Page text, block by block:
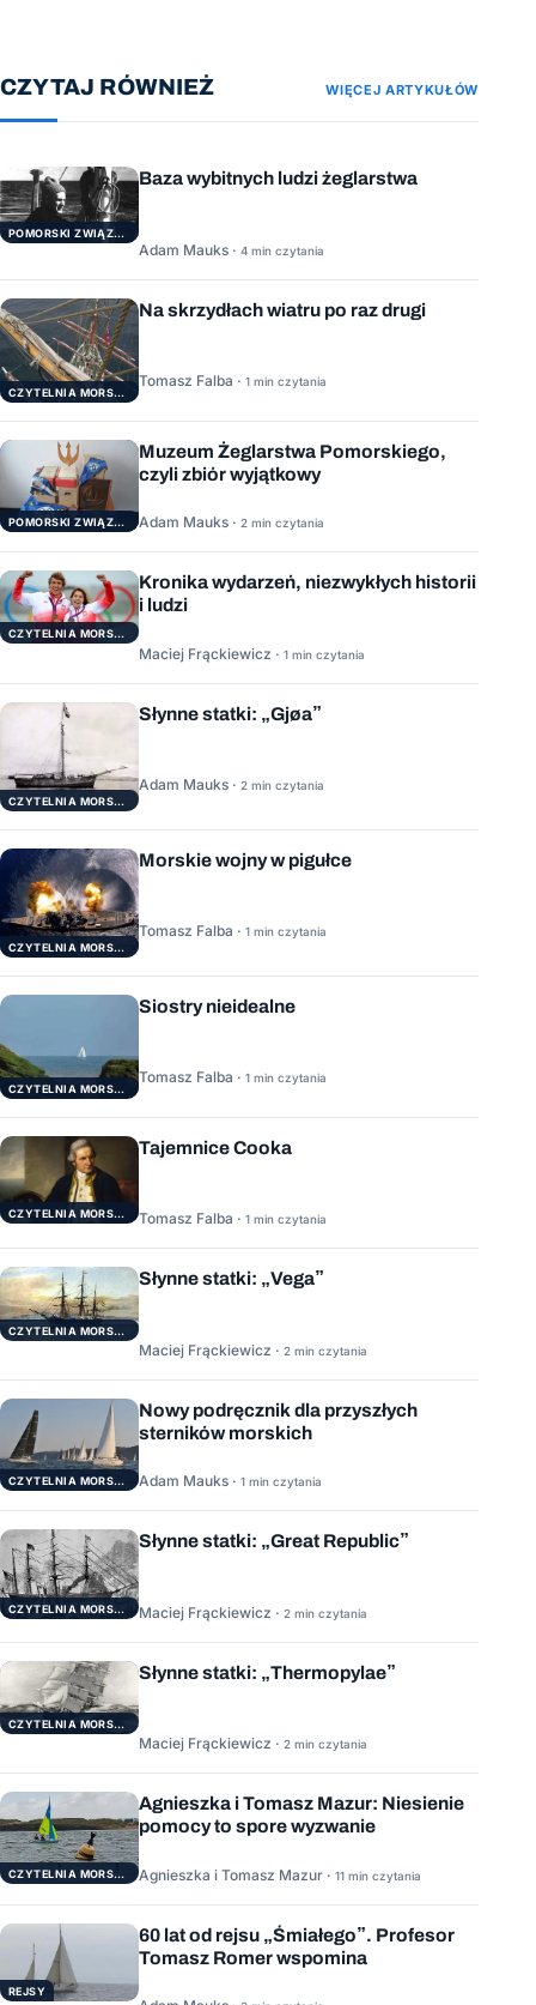
CZYTAJ RÓWNIEŻ WIĘCEJ ARTYKUŁÓW
POMORSKI ZWIĄZEK ŻEGLARSKI
Baza wybitnych ludzi żeglarstwa
Adam Mauks · 4 min czytania
CZYTELNIA MORSKA
Na skrzydłach wiatru po raz drugi
Tomasz Falba · 1 min czytania
POMORSKI ZWIĄZEK ŻEGLARSKI
Muzeum Żeglarstwa Pomorskiego,
czyli zbiór wyjątkowy
Adam Mauks · 2 min czytania
CZYTELNIA MORSKA
Kronika wydarzeń, niezwykłych historii
i ludzi
Maciej Frąckiewicz · 1 min czytania
CZYTELNIA MORSKA
Słynne statki: „Gjøa”
Adam Mauks · 2 min czytania
CZYTELNIA MORSKA
Morskie wojny w pigułce
Tomasz Falba · 1 min czytania
CZYTELNIA MORSKA
Siostry nieidealne
Tomasz Falba · 1 min czytania
CZYTELNIA MORSKA
Tajemnice Cooka
Tomasz Falba · 1 min czytania
CZYTELNIA MORSKA
Słynne statki: „Vega”
Maciej Frąckiewicz · 2 min czytania
CZYTELNIA MORSKA
Nowy podręcznik dla przyszłych
sterników morskich
Adam Mauks · 1 min czytania
CZYTELNIA MORSKA
Słynne statki: „Great Republic”
Maciej Frąckiewicz · 2 min czytania
CZYTELNIA MORSKA
Słynne statki: „Thermopylae”
Maciej Frąckiewicz · 2 min czytania
CZYTELNIA MORSKA
Agnieszka i Tomasz Mazur: Niesienie
pomocy to spore wyzwanie
Agnieszka i Tomasz Mazur · 11 min czytania
REJSY
60 lat od rejsu „Śmiałego”. Profesor
Tomasz Romer wspomina